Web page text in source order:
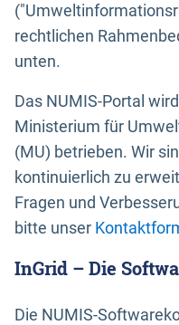
rechtlichen
unten.
Das NUMIS-Portal
Ministerium für
(MU) betrieben. Wir
kontinuierlich zu
Fragen und
bitte unser
InGrid – Die
Die NUMIS-